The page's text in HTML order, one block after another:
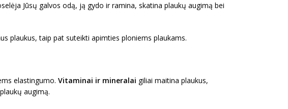
Jūsų galvos odą, ją gydo ir ramina, skatina plaukų augimą bei
plaukus, taip pat suteikti apimties ploniems plaukams.
elastingumo. Vitaminai ir mineralai giliai maitina plaukus,
augimą.